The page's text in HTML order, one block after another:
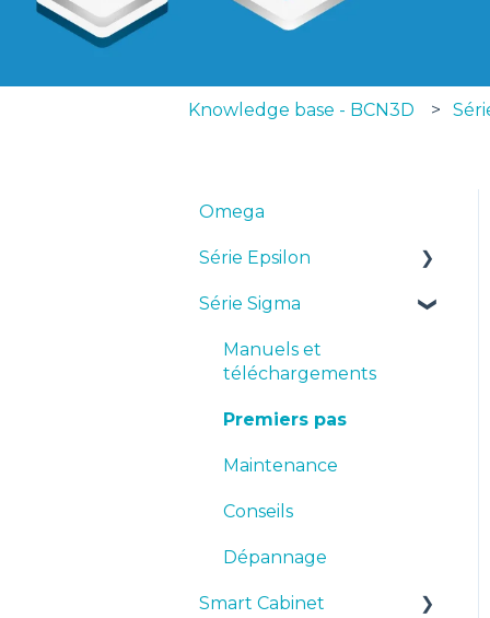
Knowledge base - BCN3D
Omega
Série Epsilon
Manuels et
Premiers pas
Maintenance
Conseils
Dépannage
Série Sigma
Manuels et
téléchargements
Premiers pas
Maintenance
Conseils
Dépannage
Smart Cabinet